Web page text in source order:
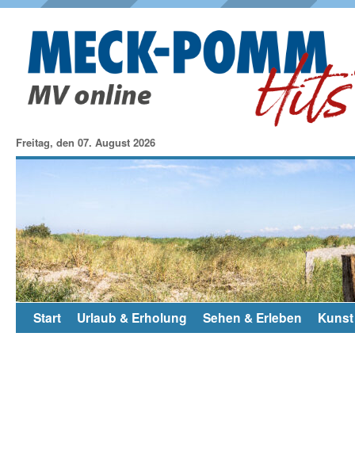
Freitag, den 07. August 2026
Start Urlaub & Erholung Sehen & Erleben